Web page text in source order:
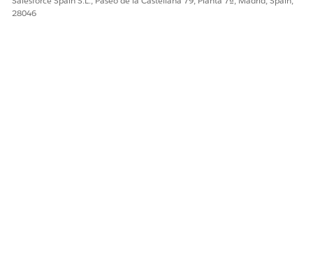
¡Háganos saber cómo podemos mejorar!
28046